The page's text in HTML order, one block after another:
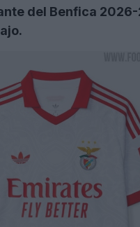
del Benfica 2026-